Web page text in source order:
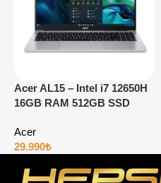
Acer AL15 – Intel i7 12650H
16GB RAM 512GB SSD
Acer
29.990₺